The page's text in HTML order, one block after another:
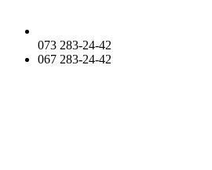
073 283-24-42
067 283-24-42